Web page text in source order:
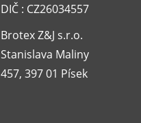
DIČ : CZ26034557
Brotex Z&J s.r.o.
Stanislava Maliny
457, 397 01 Písek